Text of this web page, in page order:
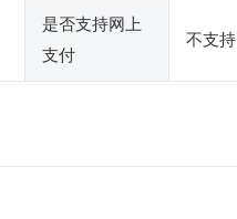
是否支持网上
支付
不支持